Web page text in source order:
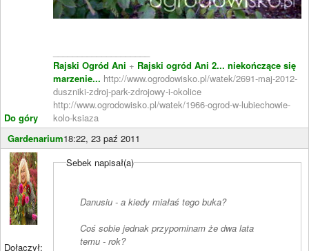
Do góry
Rajski Ogród Ani + Rajski ogród Ani 2... niekończące się
marzenie... http://www.ogrodowisko.pl/watek/2691-maj-2012-
duszniki-zdroj-park-zdrojowy-i-okolice
http://www.ogrodowisko.pl/watek/1966-ogrod-w-lubiechowie-
kolo-ksiaza
Gardenarium18:22, 23 paź 2011
Dołączył:
Sebek napisał(a)
Danusiu - a kiedy miałaś tego buka?
Coś sobie jednak przypominam że dwa lata
temu - rok?